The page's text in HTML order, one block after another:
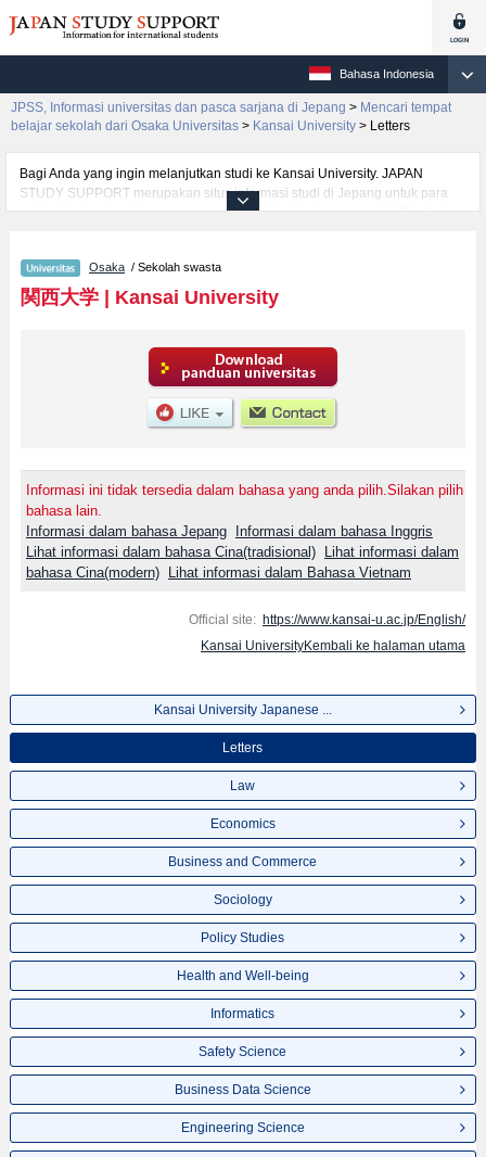
Bahasa Indonesia
JPSS, Informasi universitas dan pasca sarjana di Jepang > Mencari tempat
belajar sekolah dari Osaka Universitas > Kansai University > Letters
Bagi Anda yang ingin melanjutkan studi ke Kansai University. JAPAN
STUDY SUPPORT merupakan situs informasi studi di Jepang untuk para
pelajar/mahasiswa(i) mancanegara yang dikelola bersama oleh The Asian
Language and Cultural Program Preparatory Course (Bekka)atauFakultas
LettersatauFakultas LawatauFakultas EconomicsatauFakultas Business
and CommerceatauFakultas SociologyatauFakultas Policy
InformaticsatauFakultas Safety ScienceatauFakultas Business Data
ScienceatauFakultas Engineering ScienceatauFakultas Environmental and
Urban EngineeringatauFakultas Chemistry, Materials and Bioengineering,
Kansai University. Bagi yang mencari informasi melanjutkan studi ke Kansai
University, silakan memanfaatkannya. Selain itu, kami juga menyediakan
akademi kejuruan yang siap menerima mahasiswa(i) mancanegara.
Osaka / Sekolah swasta
関西大学| Kansai University
Informasi ini tidak tersedia dalam bahasa yang anda pilih.Silakan pilih
bahasa lain.
Informasi dalam bahasa Jepang
Informasi dalam bahasa Inggris
Lihat informasi dalam bahasa Cina(tradisional)
Lihat informasi dalam
bahasa Cina(modern)
Lihat informasi dalam Bahasa Vietnam
Official site: https://www.kansai-u.ac.jp/English/
Kansai UniversityKembali ke halaman utama
Kansai University Japanese ...
Letters
Law
Economics
Business and Commerce
Sociology
Policy Studies
Health and Well-being
Informatics
Safety Science
Business Data Science
Engineering Science